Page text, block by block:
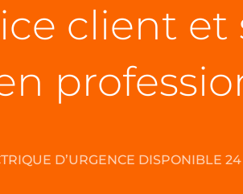
client et
D’URGENCE DISPONIBLE